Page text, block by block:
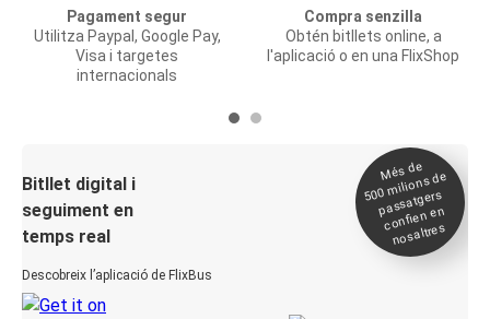
Pagament segur
Utilitza Paypal, Google Pay,
Visa i targetes
internacionals
Compra senzilla
Obtén bitllets online, a
l'aplicació o en una FlixShop
Bitllet digital i
seguiment en
temps real
Descobreix l’aplicació de FlixBus
Més de
500
milions de
passatgers
confien en
nosaltres